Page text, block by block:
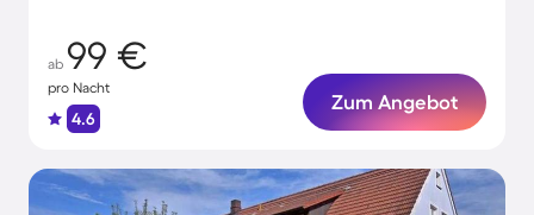
ab 99 €
pro Nacht
4.6
Zum Angebot